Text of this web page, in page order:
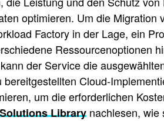
optimieren. Um die
Factory in der Lage, ein
Ressourcenoptionen
der Service die
Cloud-
um die erforderlichen
Library nachlesen, wie